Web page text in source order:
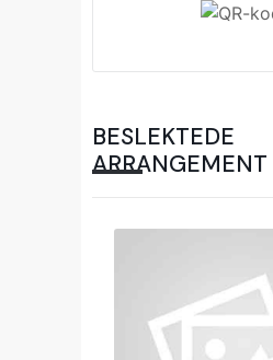
BESLEKTEDE
ARRANGEMENT